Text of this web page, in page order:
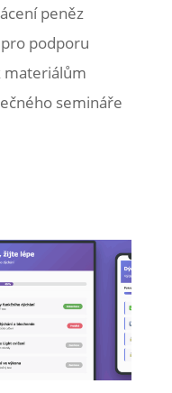
peněz
podporu
materiálům
semináře